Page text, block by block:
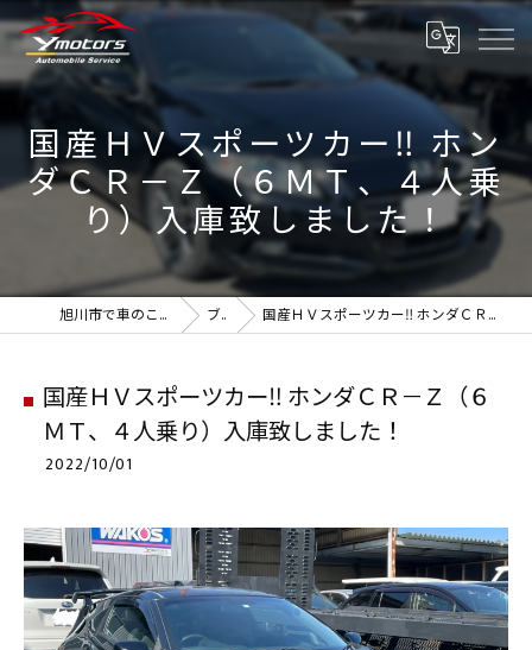
国産ＨＶスポーツカー‼ ホン
ダＣＲ－Ｚ（６ＭＴ、４人乗
り）入庫致しました！
旭川市で車のことなら実績のYmotors ブログ 国産ＨＶスポーツカー‼ ホンダＣＲ－Ｚ（６ＭＴ、４人乗り）入庫致しました！
国産ＨＶスポーツカー‼ ホンダＣＲ－Ｚ（６
ＭＴ、４人乗り）入庫致しました！
2022/10/01